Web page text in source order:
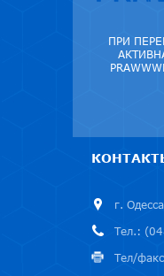
ПРИ
г.
Тел.:
Тел/